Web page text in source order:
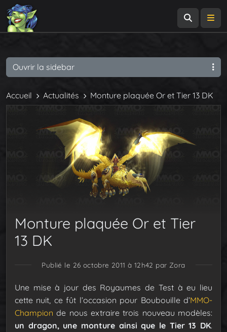
Accueil Actualités Monture plaquée Or et Tier 13 DK
Monture plaquée Or et Tier
13 DK
Publié le 26 octobre 2011 à 12h42 par Zora
Une mise à jour des Royaumes de Test à eu lieu
cette nuit, ce fût l’occasion pour Boubouille d’MMO-
Champion de nous extraire trois nouveau modèles:
un dragon, une monture ainsi que le Tier 13 DK.
Ouvrir la sidebar